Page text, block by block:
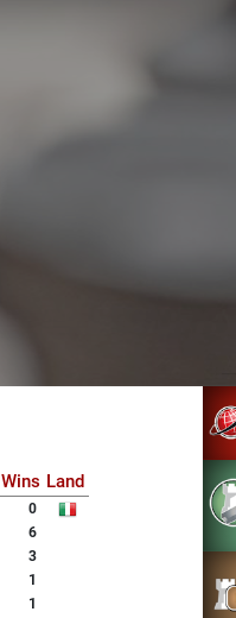
Wins Land
0
6
3
1
1